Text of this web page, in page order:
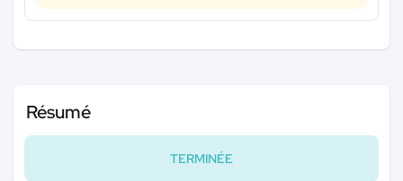
Résumé
TERMINÉE